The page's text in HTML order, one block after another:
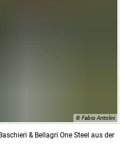
© Fabio Antolini
& Bellagri One Steel aus der